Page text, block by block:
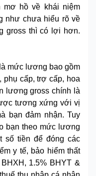
mơ hồ về khái niệm
như chưa hiểu rõ về
gross thì có lợi hơn.
mức lương bao gồm
cấp, trợ cấp, hoa
lương gross chính là
tương xứng với vị
bạn đảm nhận. Tuy
bạn theo mức lương
số tiền để đóng các
y tế, bảo hiểm thất
1.5% BHYT &